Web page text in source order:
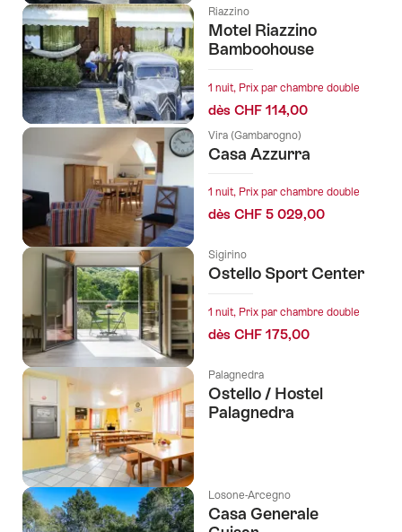
Riazzino
Motel Riazzino
Bamboohouse
1 nuit, Prix par chambre double
dès CHF 114,00
Vira (Gambarogno)
Casa Azzurra
1 nuit, Prix par chambre double
dès CHF 5 029,00
Sigirino
Ostello Sport Center
1 nuit, Prix par chambre double
dès CHF 175,00
Palagnedra
Ostello / Hostel
Palagnedra
Losone-Arcegno
Casa Generale